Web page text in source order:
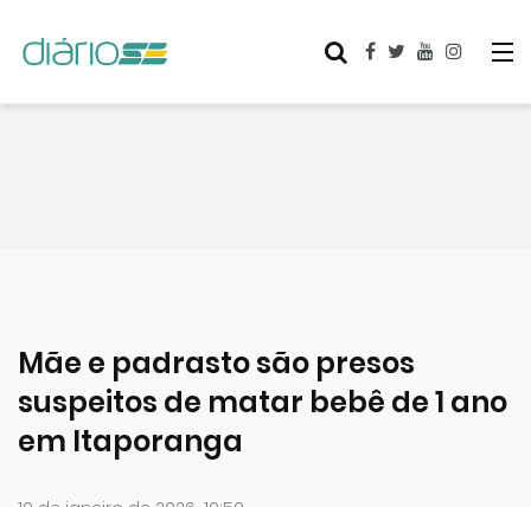
Mãe e padrasto são presos
suspeitos de matar bebê de 1 ano
em Itaporanga